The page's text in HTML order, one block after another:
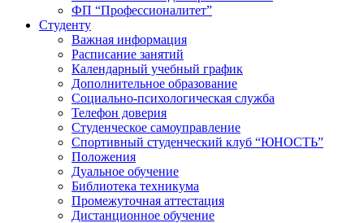
ФП “Профессионалитет”
Студенту
Важная информация
Расписание занятий
Календарный учебный график
Дополнительное образование
Социально-психологическая служба
Телефон доверия
Студенческое самоуправление
Спортивный студенческий клуб “ЮНОСТЬ”
Положения
Дуальное обучение
Библиотека техникума
Промежуточная аттестация
Дистанционное обучение